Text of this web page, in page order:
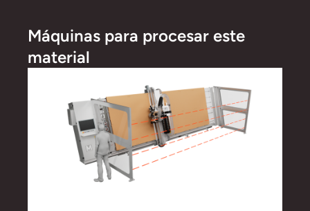
Máquinas para procesar este
material